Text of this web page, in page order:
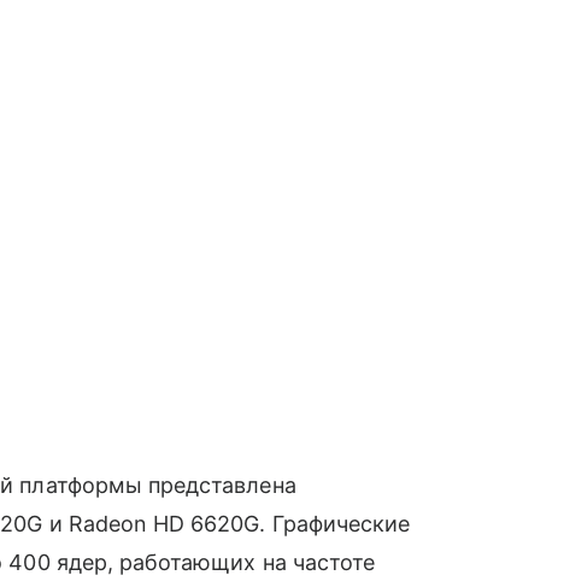
платформы представлена
и Radeon HD 6620G. Графические
ядер, работающих на частоте